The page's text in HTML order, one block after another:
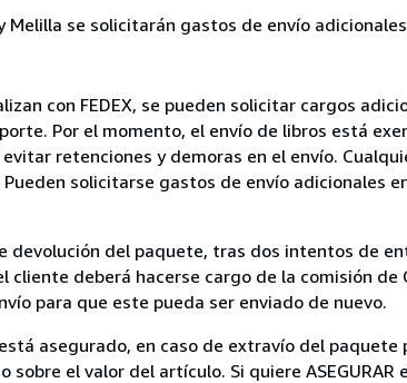
Melilla se solicitarán gastos de envío
con FEDEX, se pueden solicitar cargos
Por el momento, el envío de libros está
retenciones y demoras en el envío.
solicitarse gastos de envío adicionales
devolución del paquete, tras dos intentos de
deberá hacerse cargo de la comisión de
para que este pueda ser enviado de nuevo.
asegurado, en caso de extravío del
sobre el valor del artículo. Si quiere